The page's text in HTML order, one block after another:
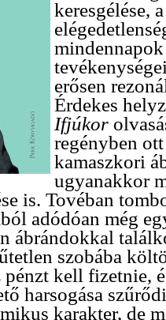
keresgélése,
erősen
Érdekes
Ifjúkor
regényben
kamaszkori
ugyanakkor
is. Tovéban
adódóan még
ábrándokkal
szobába
kell fizetnie,
harsogása
karakter, de